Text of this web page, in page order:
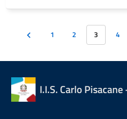
1 2 3 4
I.I.S. Carlo Pisacane